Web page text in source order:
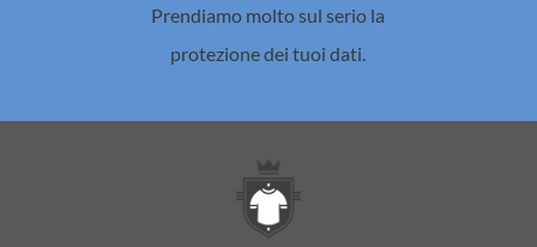
Prendiamo molto sul serio la
protezione dei tuoi dati.